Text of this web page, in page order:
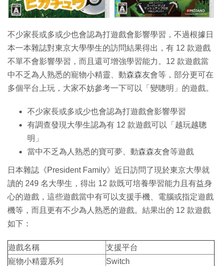
不少家長或多或少也會認為打遊戲會影響學習，不過根據日
本一本雜誌對東京大學學生的訪問結果得出，有 12 款遊戲
不單不會影響學習，而且還可增強學習能力。12 款遊戲當
中不乏為人熟悉的寵物小精靈、動森森友會等，部分更可在
多個平台上玩，大家不妨參考一下可以「變聰明」的遊戲。
不少家長或多或少也會認為打遊戲會影響學習
有調查發現大學生認為有 12 款遊戲可以「越玩越聰
明」
當中不乏為人熟悉的寶可夢、動森森友會等遊戲
日本雜誌《President Family》近日訪問了現於東京大學就
讀的 249 名大學生，得出 12 款既可培養學習能力且有益身
心的遊戲，這些遊戲當中有可以支援手機、電腦或指定遊戲
機等，而且更有不少為人熟悉的遊戲。結果出的 12 款遊戲
如下：
遊戲名稱
支援平台
寵物小精靈系列
Switch